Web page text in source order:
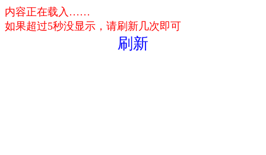
内容正在载入……
如果超过5秒没显示，请刷新几次即可
刷新